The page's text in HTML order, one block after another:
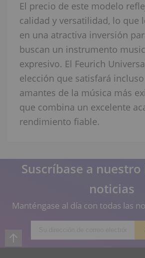
El precio de este modelo
calidad y versatilidad, lo que
en una atractiva inversión
buscan un instrumento
expresivo. El Feurich
elección que satisfará
amantes de la música más
que combina un excelente
rendimiento fiable.
Suscríbase a
noticias
Manténgase al día con todas las